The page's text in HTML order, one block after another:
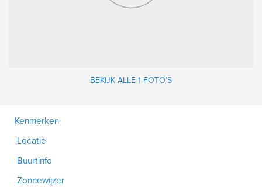
BEKIJK ALLE 1 FOTO’S
Kenmerken
Locatie
Buurtinfo
Zonnewijzer